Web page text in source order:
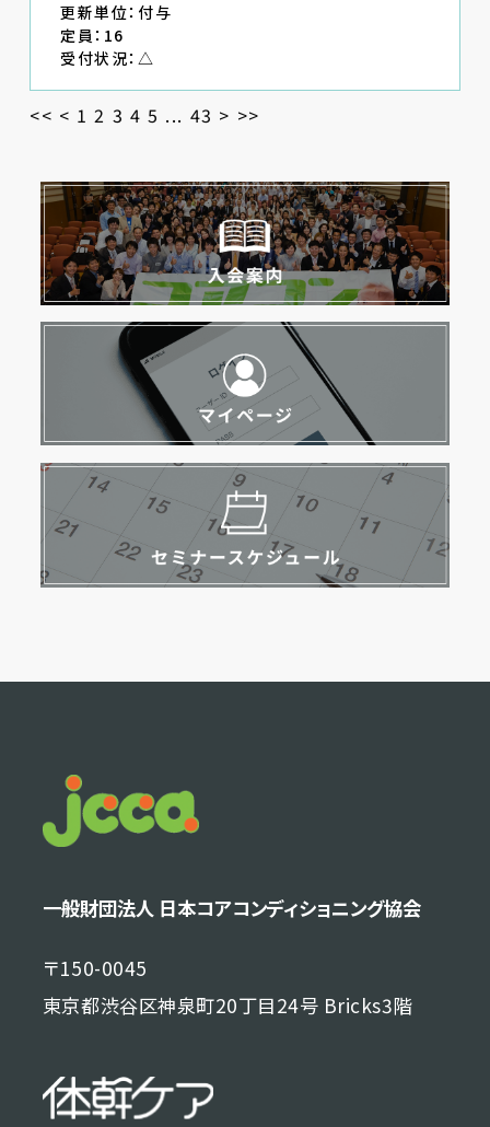
更新単位：付与
定員：16
受付状況：△
<< < 1 2 3 4 5 ... 43 > >>
一般財団法人 日本コアコンディショニング協会
〒150-0045
東京都渋谷区神泉町20丁目24号 Bricks3階